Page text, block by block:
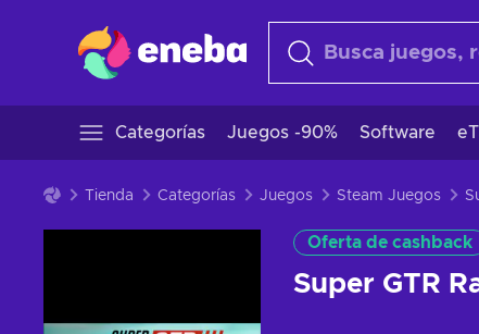
Categorías Juegos -90% Software
Tienda Categorías Juegos Steam Juegos
Oferta de cashback
Super GTR